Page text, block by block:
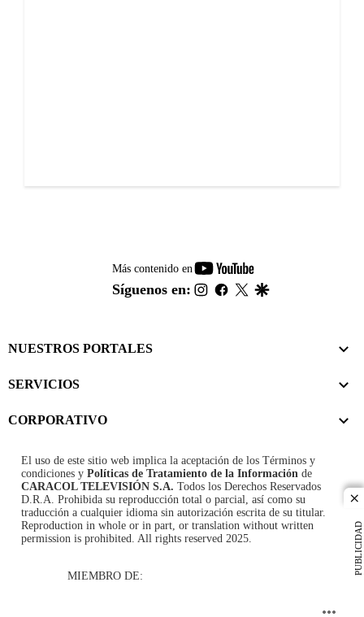
PUBLICIDAD
Más contenido en
youtube-
footer
Síguenos en: instagram
facebook
twitter
NUESTROS PORTALES
SERVICIOS
CORPORATIVO
El uso de este sitio web implica la aceptación de los Términos y
condiciones y Políticas de Tratamiento de la Información de
CARACOL TELEVISIÓN S.A. Todos los Derechos Reservados
D.R.A. Prohibida su reproducción total o parcial, así como su
traducción a cualquier idioma sin autorización escrita de su titular.
Reproduction in whole or in part, or translation without written
permission is prohibited. All rights reserved 2025.
MIEMBRO DE: